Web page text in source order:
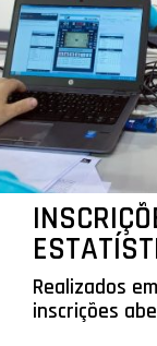
Realizados
inscrições